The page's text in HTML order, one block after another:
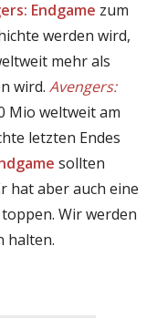
Endgame zum
werden wird,
mehr als
wird. Avengers:
Mio weltweit am
letzten Endes
sollten
hat aber auch eine
Wir werden
halten.